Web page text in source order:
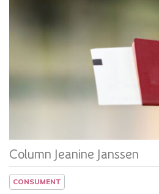
Column
Jeanine Janssen
Column Jeanine Janssen
CONSUMENT